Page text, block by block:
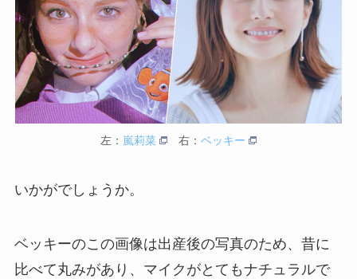
左： 嵐莉菜 右： ベッキー
いかがでしょうか。
ベッキーのこの画像は出産後の写真のため、昔に
比べて丸みがあり、マイクがとてもナチュラルで